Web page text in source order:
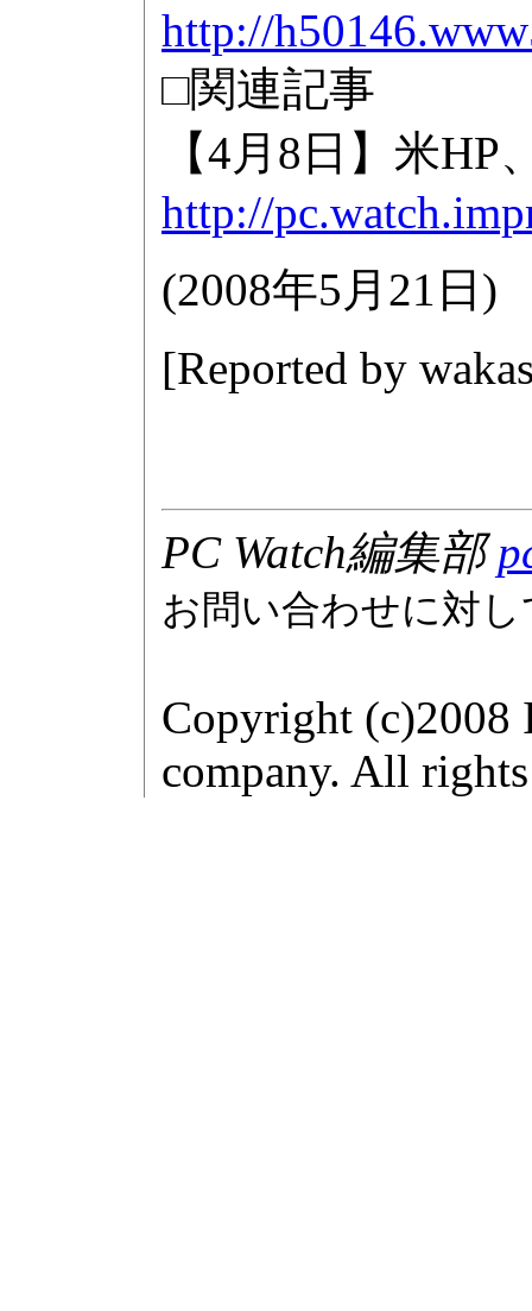
http://
□関連記事
【4月8日】米
http://
(2008年5月21日 )
[Reported by
PC Watch編集部
お問い合わせに対
Copyright (c)2008
company. All